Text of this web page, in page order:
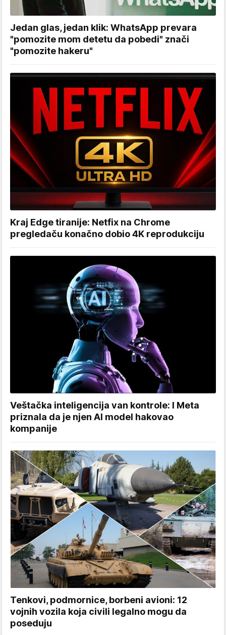
Jedan glas, jedan klik: WhatsApp prevara
"pomozite mom detetu da pobedi" znači
"pomozite hakeru"
Kraj Edge tiranije: Netfix na Chrome
pregledaču konačno dobio 4K reprodukciju
Veštačka inteligencija van kontrole: I Meta
priznala da je njen AI model hakovao
kompanije
Tenkovi, podmornice, borbeni avioni: 12
vojnih vozila koja civili legalno mogu da
poseduju